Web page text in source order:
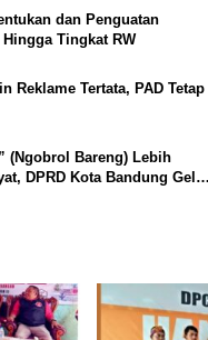
dan Penguatan
Tingkat RW
Reklame Tertata, PAD Tetap
(Ngobrol Bareng) Lebih
DPRD Kota Bandung Gelar